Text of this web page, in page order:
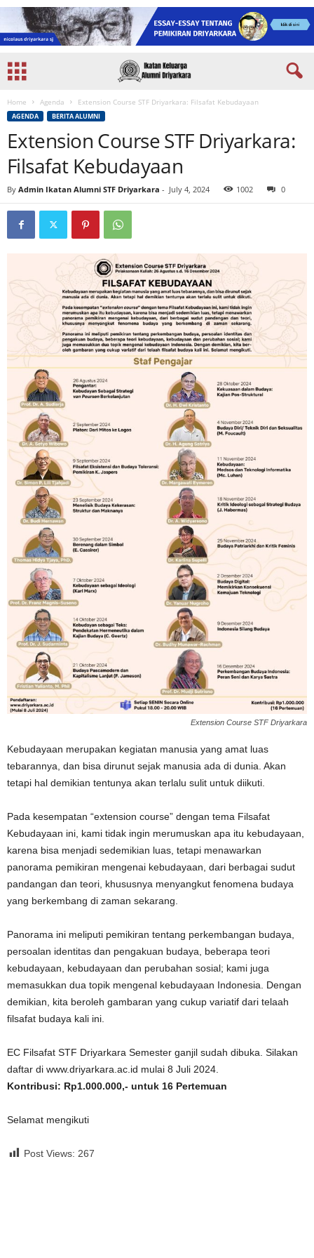
Home Agenda Extension Course STF Driyarkara: Filsafat Kebudayaan
AGENDA BERITA ALUMNI
Extension Course STF Driyarkara:
Filsafat Kebudayaan
By Admin Ikatan Alumni STF Driyarkara - July 4, 2024 1002 0
Extension Course STF Driyarkara
Kebudayaan merupakan kegiatan manusia yang amat luas
tebarannya, dan bisa dirunut sejak manusia ada di dunia. Akan
tetapi hal demikian tentunya akan terlalu sulit untuk diikuti.
Pada kesempatan “extension course” dengan tema Filsafat
Kebudayaan ini, kami tidak ingin merumuskan apa itu kebudayaan,
karena bisa menjadi sedemikian luas, tetapi menawarkan
panorama pemikiran mengenai kebudayaan, dari berbagai sudut
pandangan dan teori, khususnya menyangkut fenomena budaya
yang berkembang di zaman sekarang.
Panorama ini meliputi pemikiran tentang perkembangan budaya,
persoalan identitas dan pengakuan budaya, beberapa teori
kebudayaan, kebudayaan dan perubahan sosial; kami juga
memasukkan dua topik mengenal kebudayaan Indonesia. Dengan
demikian, kita beroleh gambaran yang cukup variatif dari telaah
filsafat budaya kali ini.
EC Filsafat STF Driyarkara Semester ganjil sudah dibuka. Silakan
daftar di www.driyarkara.ac.id mulai 8 Juli 2024.
Kontribusi: Rp1.000.000,- untuk 16 Pertemuan
Selamat mengikuti
Post Views: 267